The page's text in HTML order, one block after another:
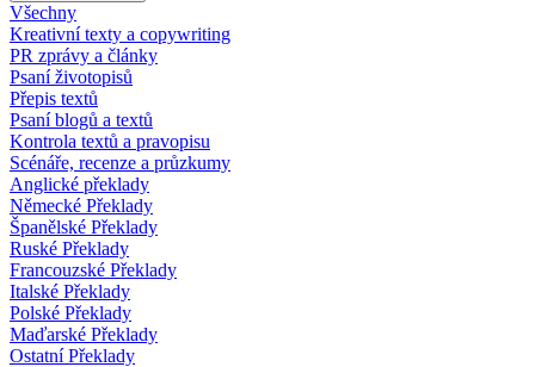
Všechny
Kreativní texty a copywriting
PR zprávy a články
Psaní životopisů
Přepis textů
Psaní blogů a textů
Kontrola textů a pravopisu
Scénáře, recenze a průzkumy
Anglické překlady
Německé Překlady
Španělské Překlady
Ruské Překlady
Francouzské Překlady
Italské Překlady
Polské Překlady
Maďarské Překlady
Ostatní Překlady